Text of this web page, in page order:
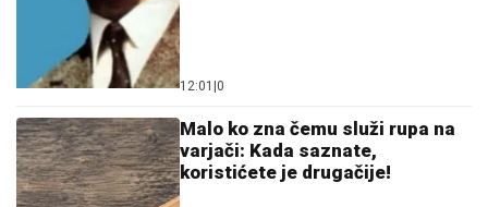
12:01 0
Malo ko zna čemu služi rupa na
varjači: Kada saznate,
koristićete je drugačije!